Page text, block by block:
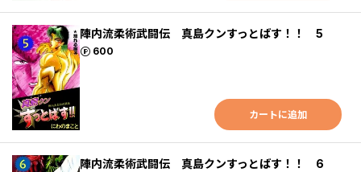
陣内流柔術武闘伝 真島クンすっとばす！！ 5
600
ポイント
カートに追加
陣内流柔術武闘伝 真島クンすっとばす！！ 6